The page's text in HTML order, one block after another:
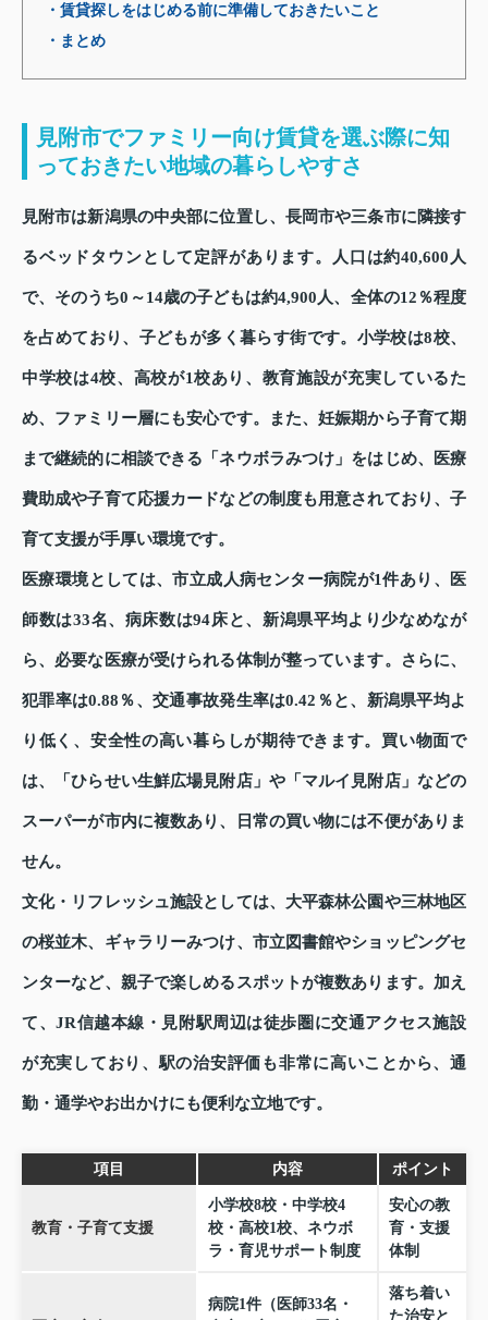
・賃貸探しをはじめる前に準備しておきたいこと
・まとめ
見附市でファミリー向け賃貸を選ぶ際に知
っておきたい地域の暮らしやすさ
見附市は新潟県の中央部に位置し、長岡市や三条市に隣接す
るベッドタウンとして定評があります。人口は約40,600人
で、そのうち0～14歳の子どもは約4,900人、全体の12％程度
を占めており、子どもが多く暮らす街です。小学校は8校、
中学校は4校、高校が1校あり、教育施設が充実しているた
め、ファミリー層にも安心です。また、妊娠期から子育て期
まで継続的に相談できる「ネウボラみつけ」をはじめ、医療
費助成や子育て応援カードなどの制度も用意されており、子
育て支援が手厚い環境です。
医療環境としては、市立成人病センター病院が1件あり、医
師数は33名、病床数は94床と、新潟県平均より少なめなが
ら、必要な医療が受けられる体制が整っています。さらに、
犯罪率は0.88％、交通事故発生率は0.42％と、新潟県平均よ
り低く、安全性の高い暮らしが期待できます。買い物面で
は、「ひらせい生鮮広場見附店」や「マルイ見附店」などの
スーパーが市内に複数あり、日常の買い物には不便がありま
せん。
文化・リフレッシュ施設としては、大平森林公園や三林地区
の桜並木、ギャラリーみつけ、市立図書館やショッピングセ
ンターなど、親子で楽しめるスポットが複数あります。加え
て、JR信越本線・見附駅周辺は徒歩圏に交通アクセス施設
が充実しており、駅の治安評価も非常に高いことから、通
勤・通学やお出かけにも便利な立地です。
項目 内容 ポイント
教育・子育て支援
小学校8校・中学校4
校・高校1校、ネウボ
ラ・育児サポート制度
安心の教
育・支援
体制
病院1件（医師33名・
落ち着い
た治安と